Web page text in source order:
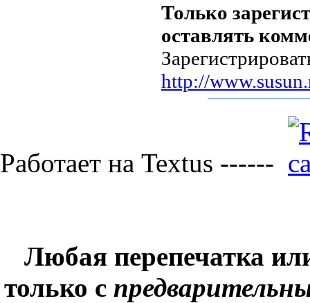
Только
оставлять
http://
Работает на Textus ------
Любая перепечатка
только с